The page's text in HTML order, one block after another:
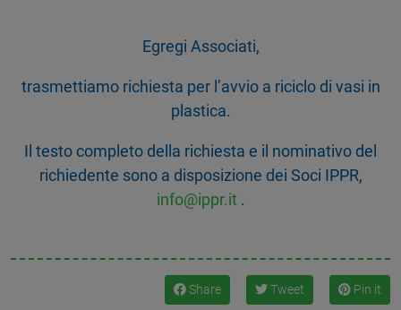
Egregi Associati,
trasmettiamo richiesta per l’avvio a riciclo di vasi in
plastica.
Il testo completo della richiesta e il nominativo del
richiedente sono a disposizione dei Soci IPPR,
info@ippr.it .
Share Tweet Pin it